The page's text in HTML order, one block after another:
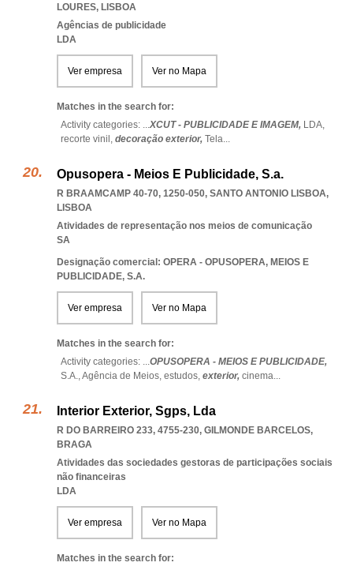
LOURES, LISBOA
Agências de publicidade
LDA
Ver empresa Ver no Mapa
Matches in the search for:
Activity categories: ...XCUT - PUBLICIDADE E IMAGEM, LDA,
recorte vinil, decoração exterior, Tela...
Opusopera - Meios E Publicidade, S.a.
R BRAAMCAMP 40-70, 1250-050, SANTO ANTONIO LISBOA,
LISBOA
Atividades de representação nos meios de comunicação
SA
Designação comercial: OPERA - OPUSOPERA, MEIOS E
PUBLICIDADE, S.A.
Ver empresa Ver no Mapa
Matches in the search for:
Activity categories: ...OPUSOPERA - MEIOS E PUBLICIDADE,
S.A.,Agência de Meios, estudos, exterior, cinema...
Interior Exterior, Sgps, Lda
R DO BARREIRO 233, 4755-230, GILMONDE BARCELOS,
BRAGA
Atividades das sociedades gestoras de participações sociais
não financeiras
LDA
Ver empresa Ver no Mapa
Matches in the search for: